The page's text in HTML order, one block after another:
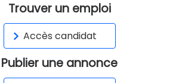
Trouver un emploi
Accès candidat
Publier une annonce